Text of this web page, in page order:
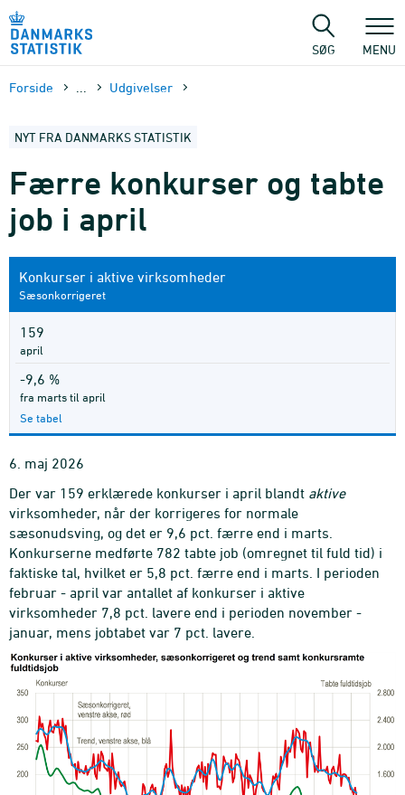
sidens
SØG MENU
Forside Udgivelser
NYT FRA DANMARKS STATISTIK
Færre konkurser og tabte
job i april
Konkurser i aktive virksomheder
Sæsonkorrigeret
159
april
-9,6 %
fra marts til april
Se tabel
6. maj 2026
Der var 159 erklærede konkurser i april blandt aktive
virksomheder, når der korrigeres for normale
sæsonudsving, og det er 9,6 pct. færre end i marts.
Konkurserne medførte 782 tabte job (omregnet til fuld tid) i
faktiske tal, hvilket er 5,8 pct. færre end i marts. I perioden
februar - april var antallet af konkurser i aktive
virksomheder 7,8 pct. lavere end i perioden november -
januar, mens jobtabet var 7 pct. lavere.